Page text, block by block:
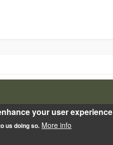
your user experience
us doing so. More info